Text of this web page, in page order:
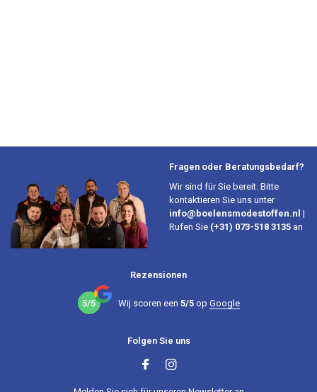
Fragen oder Beratungsbedarf?
Wir sind für Sie bereit. Bitte
kontaktieren Sie uns unter
info@boelensmodestoffen.nl |
Rufen Sie (+31) 073-518 3135 an
Rezensionen
5/5 Wij scoren een 5/5op Google
Folgen Sie uns